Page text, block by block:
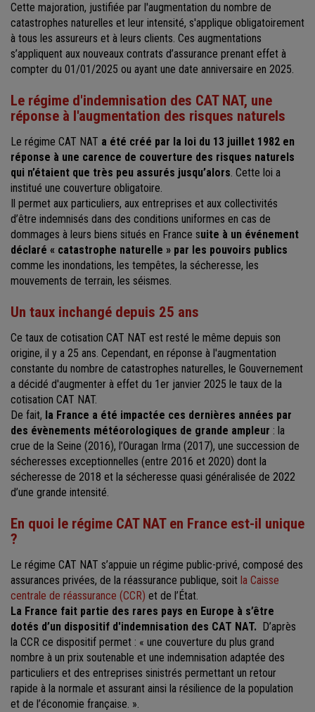
Cette majoration, justifiée par l'augmentation du nombre de
catastrophes naturelles et leur intensité, s'applique obligatoirement
à tous les assureurs et à leurs clients. Ces augmentations
s’appliquent aux nouveaux contrats d’assurance prenant effet à
compter du 01/01/2025 ou ayant une date anniversaire en 2025.
Le régime d'indemnisation des CAT NAT, une
réponse à l'augmentation des risques naturels
Le régime CAT NAT a été créé par la loi du 13 juillet 1982 en
réponse à une carence de couverture des risques naturels
qui n’étaient que très peu assurés jusqu’alors. Cette loi a
institué une couverture obligatoire.
Il permet aux particuliers, aux entreprises et aux collectivités
d’être indemnisés dans des conditions uniformes en cas de
dommages à leurs biens situés en France suite à un événement
déclaré « catastrophe naturelle » par les pouvoirs publics
comme les inondations, les tempêtes, la sécheresse, les
mouvements de terrain, les séismes.
Un taux inchangé depuis 25 ans
Ce taux de cotisation CAT NAT est resté le même depuis son
origine, il y a 25 ans. Cependant, en réponse à l'augmentation
constante du nombre de catastrophes naturelles, le Gouvernement
a décidé d'augmenter à effet du 1er janvier 2025 le taux de la
cotisation CAT NAT.
De fait, la France a été impactée ces dernières années par
des évènements météorologiques de grande ampleur : la
crue de la Seine (2016), l’Ouragan Irma (2017), une succession de
sécheresses exceptionnelles (entre 2016 et 2020) dont la
sécheresse de 2018 et la sécheresse quasi généralisée de 2022
d’une grande intensité.
En quoi le régime CAT NAT en France est-il unique
?
Le régime CAT NAT s’appuie un régime public-privé, composé des
assurances privées, de la réassurance publique, soit la Caisse
centrale de réassurance (CCR) et de l’État.
La France fait partie des rares pays en Europe à s’être
dotés d’un dispositif d'indemnisation des CAT NAT. D’après
la CCR ce dispositif permet : « une couverture du plus grand
nombre à un prix soutenable et une indemnisation adaptée des
particuliers et des entreprises sinistrés permettant un retour
rapide à la normale et assurant ainsi la résilience de la population
et de l’économie française. ».